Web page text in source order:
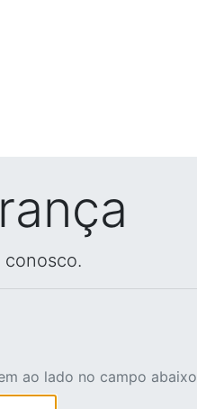
ao lado no campo abaixo